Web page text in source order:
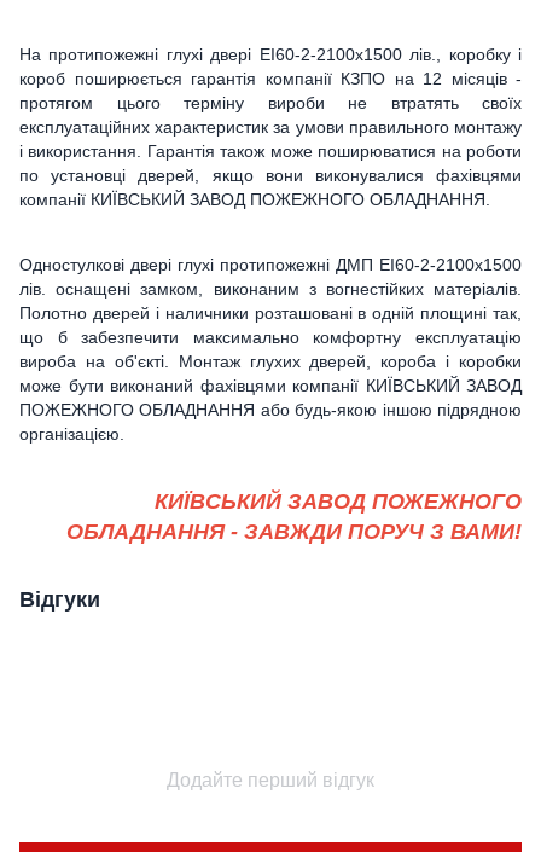
На протипожежні глухі двері ЕІ60-2-2100x1500 лів., коробку і
короб поширюється гарантія компанії КЗПО на 12 місяців -
протягом цього терміну вироби не втратять своїх
експлуатаційних характеристик за умови правильного монтажу
і використання. Гарантія також може поширюватися на роботи
по установці дверей, якщо вони виконувалися фахівцями
компанії КИЇВСЬКИЙ ЗАВОД ПОЖЕЖНОГО ОБЛАДНАННЯ.
Одностулкові двері глухі протипожежні ДМП ЕІ60-2-2100x1500
лів. оснащені замком, виконаним з вогнестійких матеріалів.
Полотно дверей і наличники розташовані в одній площині так,
що б забезпечити максимально комфортну експлуатацію
вироба на об'єкті. Монтаж глухих дверей, короба і коробки
може бути виконаний фахівцями компанії КИЇВСЬКИЙ ЗАВОД
ПОЖЕЖНОГО ОБЛАДНАННЯ або будь-якою іншою підрядною
організацією.
КИЇВСЬКИЙ ЗАВОД ПОЖЕЖНОГО
ОБЛАДНАННЯ - ЗАВЖДИ ПОРУЧ З ВАМИ!
Відгуки
Додайте перший відгук